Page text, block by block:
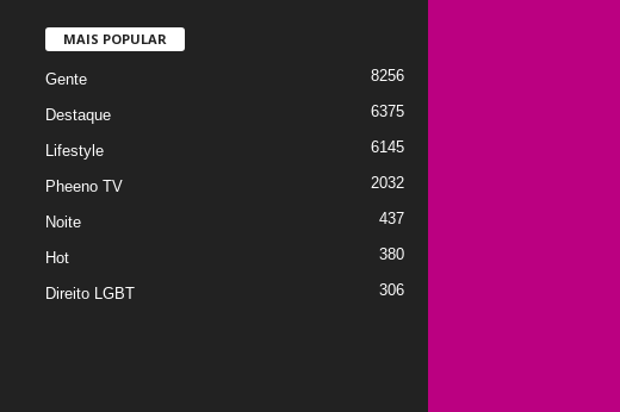
MAIS POPULAR
Gente 8256
Destaque 6375
Lifestyle 6145
Pheeno TV 2032
Noite 437
Hot 380
Direito LGBT 306